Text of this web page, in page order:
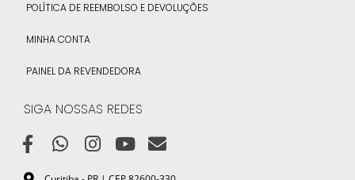
POLÍTICA DE REEMBOLSO E DEVOLUÇÕES
MINHA CONTA
PAINEL DA REVENDEDORA
SIGA NOSSAS REDES